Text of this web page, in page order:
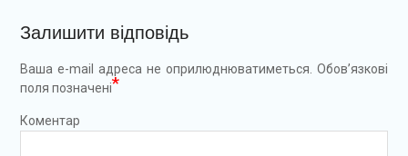
Залишити відповідь
Ваша e-mail адреса не оприлюднюватиметься. Обов’язкові
поля позначені*
Коментар